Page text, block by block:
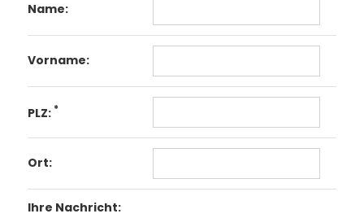
Name:
Vorname:
PLZ: *
Ort:
Ihre Nachricht: